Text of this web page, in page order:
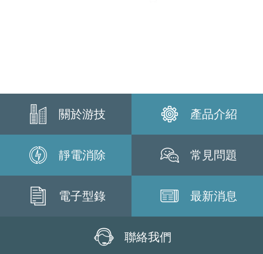
關於游技 產品介紹
靜電消除 常見問題
電子型錄 最新消息
聯絡我們